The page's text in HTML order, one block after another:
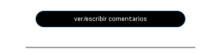
ver/escribir comentarios